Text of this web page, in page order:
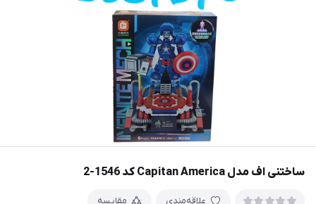
ساختنی اف مدل Capitan America کد 1546-2
علاقه‌مندی مقایسه